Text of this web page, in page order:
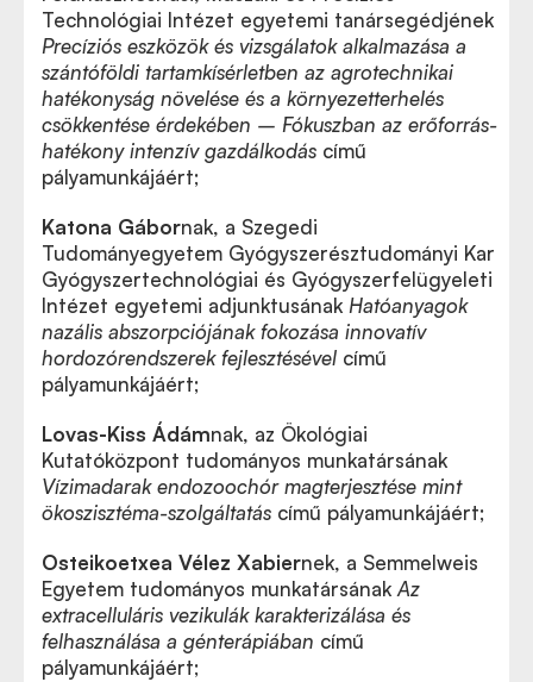
Technológiai Intézet egyetemi tanársegédjének
Precíziós eszközök és vizsgálatok alkalmazása a
szántóföldi tartamkísérletben az agrotechnikai
hatékonyság növelése és a környezetterhelés
csökkentése érdekében – Fókuszban az erőforrás-
hatékony intenzív gazdálkodás című
pályamunkájáért;
Katona Gábornak, a Szegedi
Tudományegyetem Gyógyszerésztudományi Kar
Gyógyszertechnológiai és Gyógyszerfelügyeleti
Intézet egyetemi adjunktusának Hatóanyagok
nazális abszorpciójának fokozása innovatív
hordozórendszerek fejlesztésével című
pályamunkájáért;
Lovas-Kiss Ádámnak, az Ökológiai
Kutatóközpont tudományos munkatársának
Vízimadarak endozoochór magterjesztése mint
ökoszisztéma-szolgáltatás című pályamunkájáért;
Osteikoetxea Vélez Xabiernek, a Semmelweis
Egyetem tudományos munkatársánakAz
extracelluláris vezikulák karakterizálása és
felhasználása a génterápiában című
pályamunkájáért;